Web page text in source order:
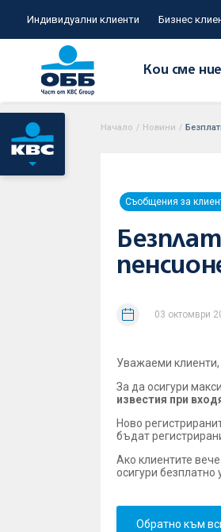
Индивидуални клиенти Бизнес
Кои сме ние
Начало / Новини /
Съобщения за
03 октомври
Уважаеми клиенти,
За да осигури
известия при
Ново
бъдат
Ако клиентите
осигури
Обратно към